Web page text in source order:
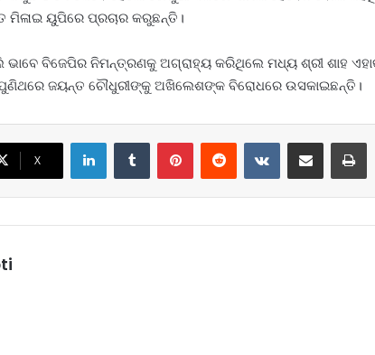
ମିଳାଇ ୟୁପିରେ ପ୍ରଚାର କରୁଛନ୍ତି।
ବିଜେପିର ନିମନ୍ତ୍ରଣକୁ ଅଗ୍ରାହ୍ୟ କରିଥିଲେ ମଧ୍ୟ ଶ୍ରୀ ଶାହ
ପୁଣିଥରେ ଜୟନ୍ତ ଚୌଧୁରୀଙ୍କୁ ଅଖିଲେଶଙ୍କ ବିରୋଧରେ ଉସକାଇଛନ୍ତି।
X